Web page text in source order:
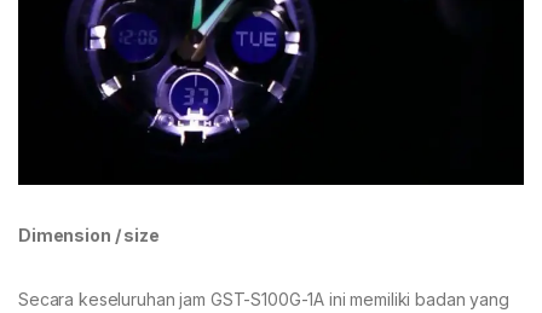
Dimension / size
Secara keseluruhan jam GST-S100G-1A ini memiliki badan yang